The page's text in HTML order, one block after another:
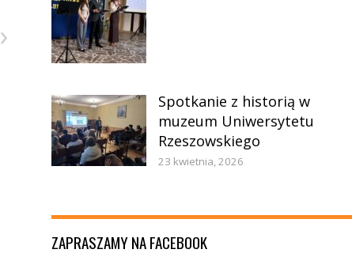
›
Spotkanie z historią w
muzeum Uniwersytetu
Rzeszowskiego
23 kwietnia, 2026
ZAPRASZAMY NA FACEBOOK